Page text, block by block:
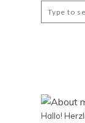
Search
for:
Hallo!